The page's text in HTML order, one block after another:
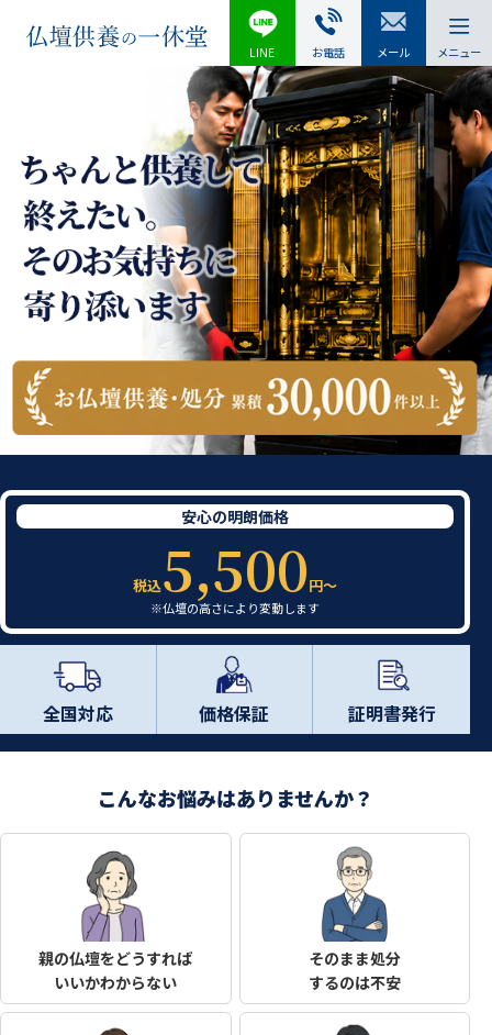
LINE お電話 メール メニュー
安心の明朗価格
税込5,500円〜
※仏壇の高さにより変動します
全国対応 価格保証 証明書発行
こんなお悩みはありませんか？
親の仏壇をどうすれば
いいかわからない
そのまま処分
するのは不安